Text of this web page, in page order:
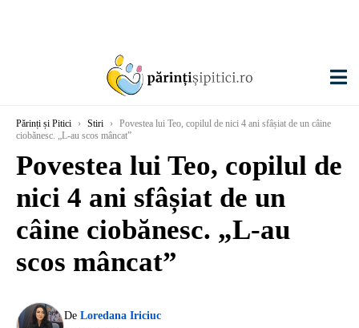
Părinți și Pitici › Stiri ›
Povestea lui Teo, copilul de nici 4 ani sfâșiat de un câine
ciobănesc. „L-au scos mâncat”
Povestea lui Teo, copilul de
nici 4 ani sfâșiat de un
câine ciobănesc. „L-au
scos mâncat”
De Loredana Iriciuc